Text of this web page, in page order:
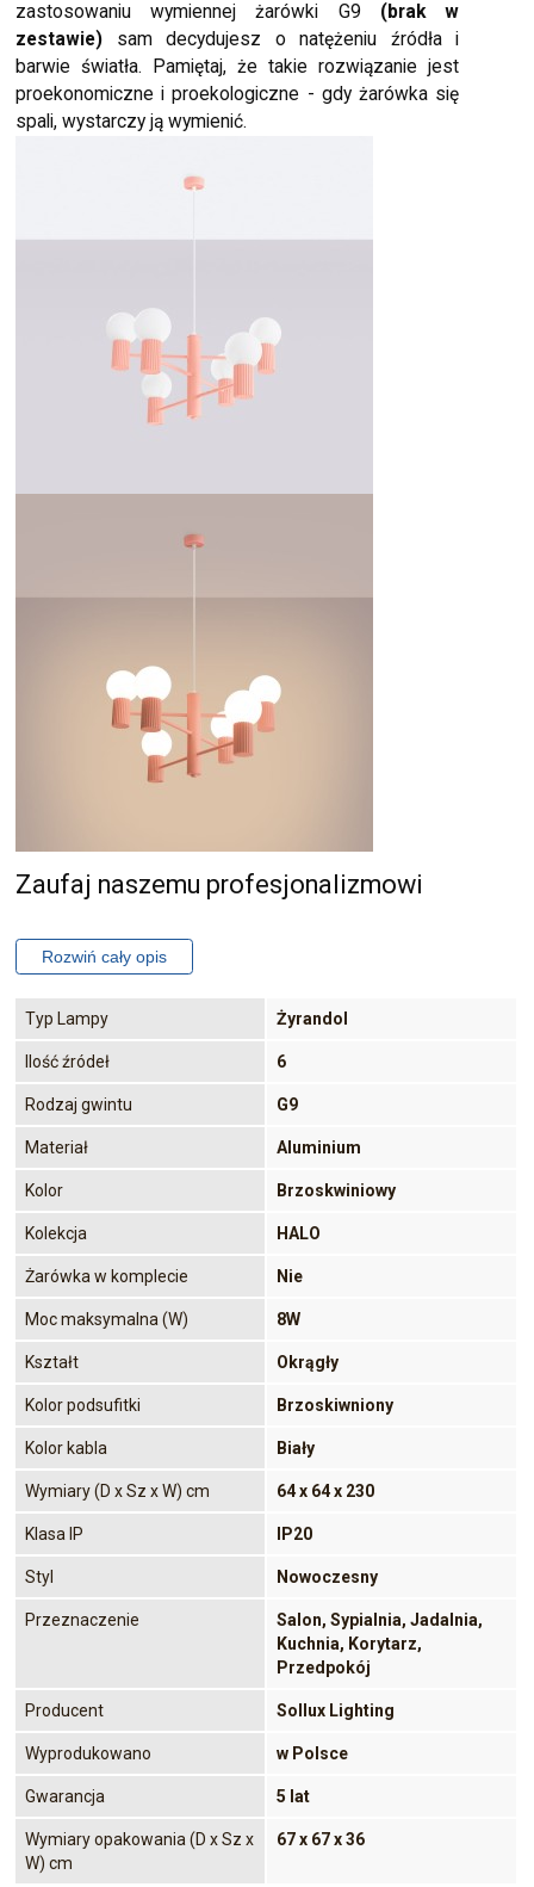
zastosowaniu wymiennej żarówki G9 (brak w
zestawie) sam decydujesz o natężeniu źródła i
barwie światła. Pamiętaj, że takie rozwiązanie jest
proekonomiczne i proekologiczne - gdy żarówka się
spali, wystarczy ją wymienić.
Zaufaj naszemu profesjonalizmowi
Typ Lampy Żyrandol
Ilość źródeł 6
Rodzaj gwintu G9
Materiał Aluminium
Kolor Brzoskwiniowy
Kolekcja HALO
Żarówka w komplecie Nie
Moc maksymalna (W) 8W
Kształt Okrągły
Kolor podsufitki Brzoskiwniony
Kolor kabla Biały
Wymiary (D x Sz x W) cm 64 x 64 x 230
Klasa IP IP20
Styl Nowoczesny
Przeznaczenie
Salon, Sypialnia, Jadalnia,
Kuchnia, Korytarz,
Przedpokój
Producent Sollux Lighting
Wyprodukowano w Polsce
Gwarancja 5 lat
Wymiary opakowania (D x Sz x
W) cm
67 x 67 x 36